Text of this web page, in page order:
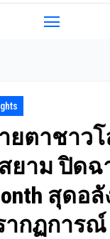
ยตาชาวโ
ยาม ปิดฉ
สุดอ
ากฏการณ์